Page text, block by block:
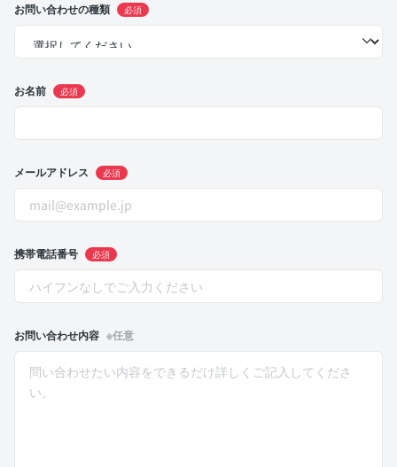
お問い合わせの種類 必須
お名前 必須
メールアドレス 必須
携帯電話番号 必須
お問い合わせ内容 ※任意